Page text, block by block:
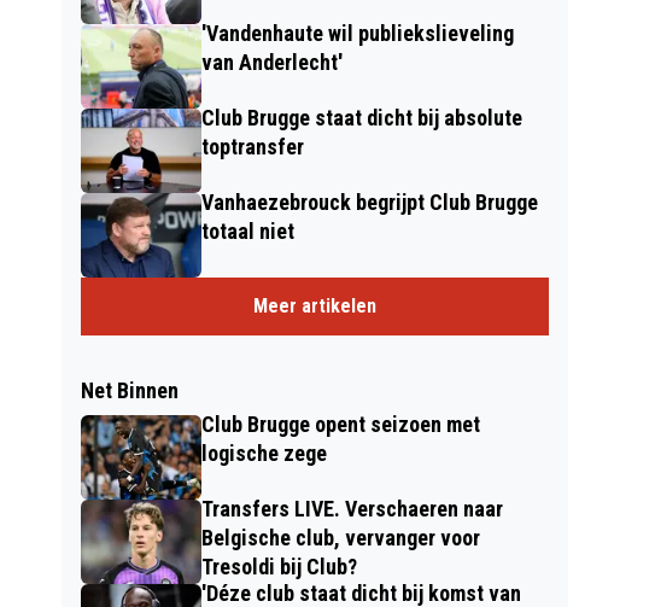
'Vandenhaute wil publiekslieveling
van Anderlecht'
Club Brugge staat dicht bij absolute
toptransfer
Vanhaezebrouck begrijpt Club Brugge
totaal niet
Meer artikelen
Net Binnen
Club Brugge opent seizoen met
logische zege
Transfers LIVE. Verschaeren naar
Belgische club, vervanger voor
Tresoldi bij Club?
'Déze club staat dicht bij komst van